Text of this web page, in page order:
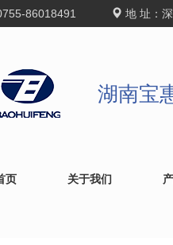
86018491 地 址：
湖南宝
页 关于我们